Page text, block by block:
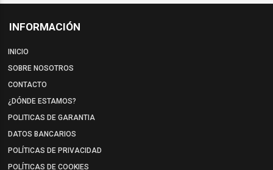
INFORMACIÓN
INICIO
SOBRE NOSOTROS
CONTACTO
¿DÓNDE ESTAMOS?
POLITICAS DE GARANTIA
DATOS BANCARIOS
POLÍTICAS DE PRIVACIDAD
POLÍTICAS DE COOKIES